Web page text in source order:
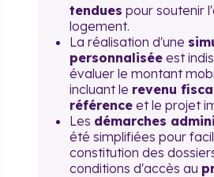
tendues pour soutenir
logement.
La réalisation d'une
personnalisée est
évaluer le montant
incluant le revenu
référence et le projet
Les démarches
été simplifiées pour
constitution des
conditions d'accès au